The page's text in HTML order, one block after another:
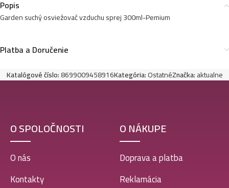
Popis
Garden suchý osviežovač vzduchu sprej 300ml-Pemium
Platba a Doručenie
Katalógové číslo:8699009458916Kategória:OstatnéZnačka:aktualne
O SPOLOČNOSTI
O nás
Kontakty
O NÁKUPE
Doprava a platba
Reklamácia